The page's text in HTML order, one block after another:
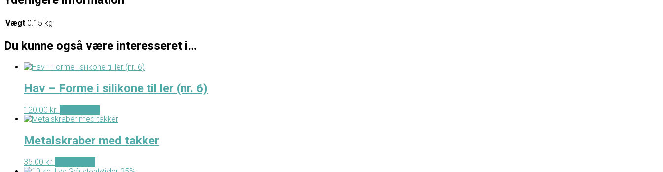
Vægt 0.15 kg
Du kunne også være interesseret i…
Hav – Forme i silikone til ler (nr. 6)
120.00 kr.
Metalskraber med takker
35.00 kr.